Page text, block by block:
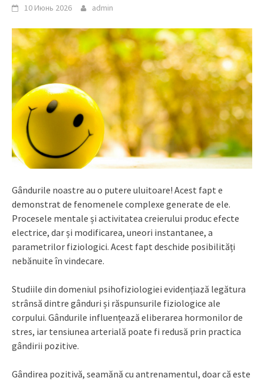
10 Июнь 2026 admin
Gândurile noastre au o putere uluitoare! Acest fapt e
demonstrat de fenomenele complexe generate de ele.
Procesele mentale și activitatea creierului produc efecte
electrice, dar și modificarea, uneori instantanee, a
parametrilor fiziologici. Acest fapt deschide posibilități
nebănuite în vindecare.
Studiile din domeniul psihofiziologiei evidențiază legătura
strânsă dintre gânduri și răspunsurile fiziologice ale
corpului. Gândurile influențează eliberarea hormonilor de
stres, iar tensiunea arterială poate fi redusă prin practica
gândirii pozitive.
Gândirea pozitivă, seamănă cu antrenamentul, doar că este